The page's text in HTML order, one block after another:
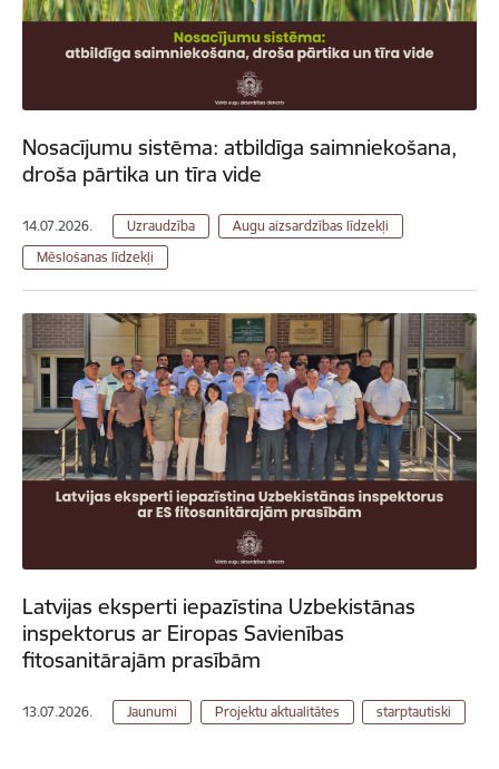
Nosacījumu sistēma: atbildīga saimniekošana,
droša pārtika un tīra vide
14.07.2026. Uzraudzība
Augu aizsardzības līdzekļi
Mēslošanas līdzekļi
Latvijas eksperti iepazīstina Uzbekistānas
inspektorus ar Eiropas Savienības
fitosanitārajām prasībām
13.07.2026. Jaunumi Projektu aktualitātes starptautiski